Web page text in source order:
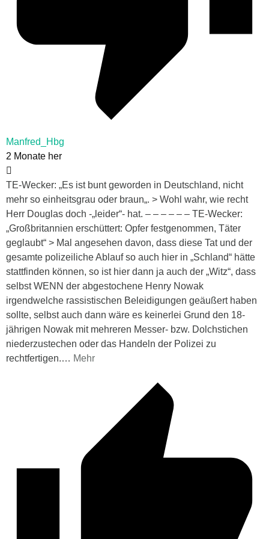
Manfred_Hbg
2 Monate her
TE-Wecker: „Es ist bunt geworden in Deutschland, nicht
mehr so einheitsgrau oder braun„. > Wohl wahr, wie recht
Herr Douglas doch -„leider“- hat. – – – – – – TE-Wecker:
„Großbritannien erschüttert: Opfer festgenommen, Täter
geglaubt“ > Mal angesehen davon, dass diese Tat und der
gesamte polizeiliche Ablauf so auch hier in „Schland“ hätte
stattfinden können, so ist hier dann ja auch der „Witz“, dass
selbst WENN der abgestochene Henry Nowak
irgendwelche rassistischen Beleidigungen geäußert haben
sollte, selbst auch dann wäre es keinerlei Grund den 18-
jährigen Nowak mit mehreren Messer- bzw. Dolchstichen
niederzustechen oder das Handeln der Polizei zu
rechtfertigen.… Mehr